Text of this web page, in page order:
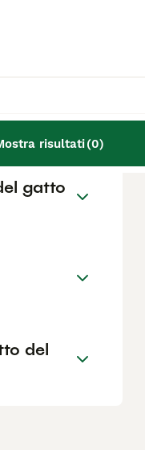
risultati(0)
Bengala con
gatto
del